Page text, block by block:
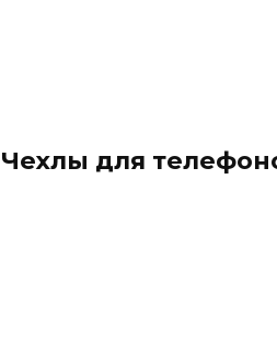
Чехлы для